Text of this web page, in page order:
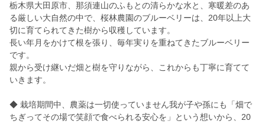
栃木県大田原市、那須連山のふもとの清らかな水と、寒暖差のあ
る厳しい大自然の中で、桜林農園のブルーベリーは、20年以上大
切に育てられてきた樹から収穫しています。
長い年月をかけて根を張り、毎年実りを重ねてきたブルーベリー
です。
親から受け継いだ畑と樹を守りながら、これからも丁寧に育てて
いきます。
◆ 栽培期間中、農薬は一切使っていません我が子や孫にも「畑で
ちぎってその場で笑顔で食べられる安心を」という想いから、20